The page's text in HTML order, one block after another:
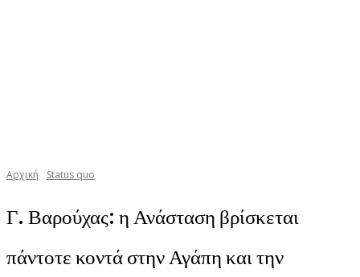
Αρχική Status quo
Γ. Βαρούχας: η Ανάσταση βρίσκεται
πάντοτε κοντά στην Αγάπη και την